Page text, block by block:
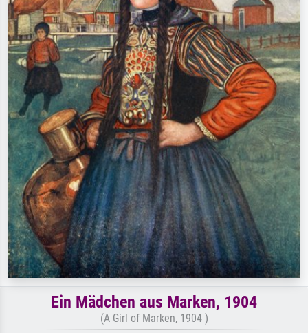
Ein Mädchen aus Marken, 1904
(A Girl of Marken, 1904 )